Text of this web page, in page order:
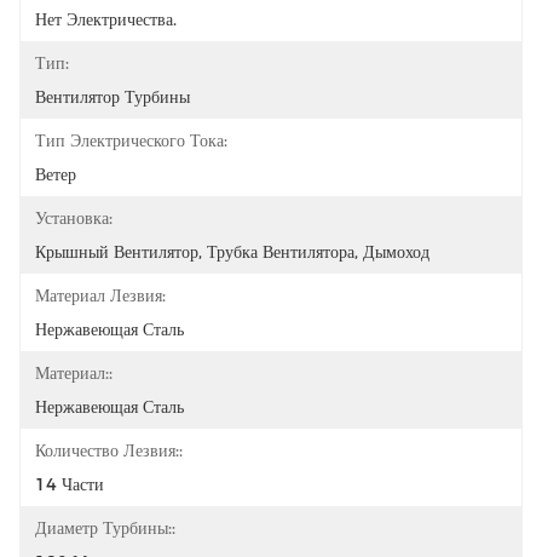
Нет Электричества.
Тип:
Вентилятор Турбины
Тип Электрического Тока:
Ветер
Установка:
Крышный Вентилятор, Трубка Вентилятора, Дымоход
Материал Лезвия:
Нержавеющая Сталь
Материал::
Нержавеющая Сталь
Количество Лезвия::
14 Части
Диаметр Турбины::